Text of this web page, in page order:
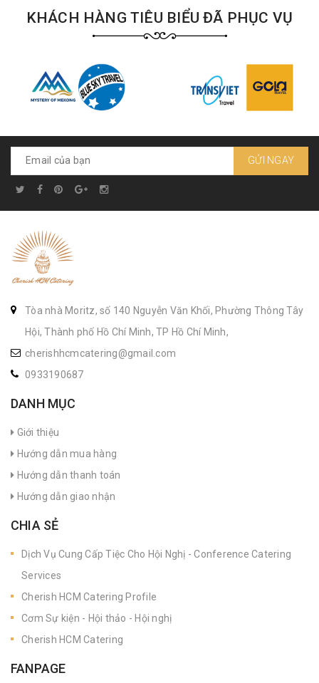
KHÁCH HÀNG TIÊU BIỂU ĐÃ PHỤC VỤ
GỬI NGAY
Tòa nhà Moritz, số 140 Nguyễn Văn Khối, Phường Thông Tây
Hội, Thành phố Hồ Chí Minh, TP Hồ Chí Minh,
cherishhcmcatering@gmail.com
0933190687
DANH MỤC
Giới thiệu
Hướng dẫn mua hàng
Hướng dẫn thanh toán
Hướng dẫn giao nhận
CHIA SẺ
Dịch Vụ Cung Cấp Tiệc Cho Hội Nghị - Conference Catering
Services
Cherish HCM Catering Profile
Cơm Sự kiện - Hội thảo - Hội nghị
Cherish HCM Catering
FANPAGE